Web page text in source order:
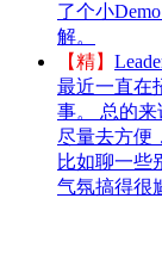
了个小
解。
【精】
最近一直在
事。 总的
尽量去方便
比如聊一些
气氛搞得很